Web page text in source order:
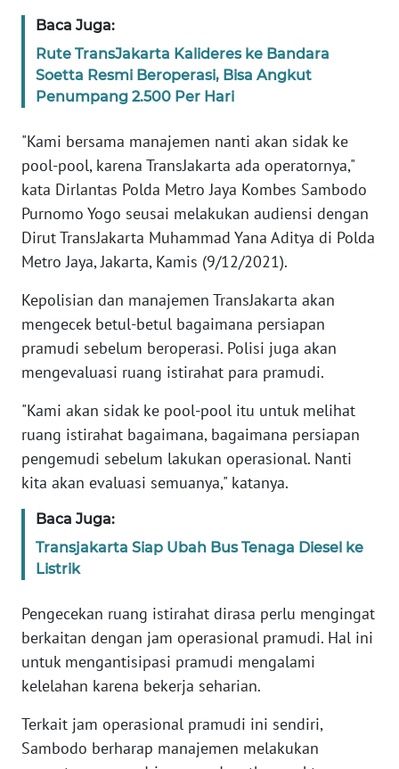
Baca Juga:
Rute TransJakarta Kalideres ke Bandara
Soetta Resmi Beroperasi, Bisa Angkut
Penumpang 2.500 Per Hari
"Kami bersama manajemen nanti akan sidak ke
pool-pool, karena TransJakarta ada operatornya,"
kata Dirlantas Polda Metro Jaya Kombes Sambodo
Purnomo Yogo seusai melakukan audiensi dengan
Dirut TransJakarta Muhammad Yana Aditya di Polda
Metro Jaya, Jakarta, Kamis (9/12/2021).
Kepolisian dan manajemen TransJakarta akan
mengecek betul-betul bagaimana persiapan
pramudi sebelum beroperasi. Polisi juga akan
mengevaluasi ruang istirahat para pramudi.
"Kami akan sidak ke pool-pool itu untuk melihat
ruang istirahat bagaimana, bagaimana persiapan
pengemudi sebelum lakukan operasional. Nanti
kita akan evaluasi semuanya," katanya.
Baca Juga:
Transjakarta Siap Ubah Bus Tenaga Diesel ke
Listrik
Pengecekan ruang istirahat dirasa perlu mengingat
berkaitan dengan jam operasional pramudi. Hal ini
untuk mengantisipasi pramudi mengalami
kelelahan karena bekerja seharian.
Terkait jam operasional pramudi ini sendiri,
Sambodo berharap manajemen melakukan
INFO
TENTANG
KAMI
PEDOMAN
MEDIA
SIBER
REDAKSI
DISCLAIMER
Wahana
Regional
WN
SUMUT
WN
JAKARTA
JABAR
WN
WN
NTT